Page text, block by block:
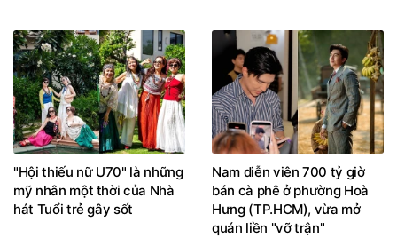
"Hội thiếu nữ U70" là những
mỹ nhân một thời của Nhà
hát Tuổi trẻ gây sốt
Nam diễn viên 700 tỷ giờ
bán cà phê ở phường Hoà
Hưng (TP.HCM), vừa mở
quán liền "vỡ trận"